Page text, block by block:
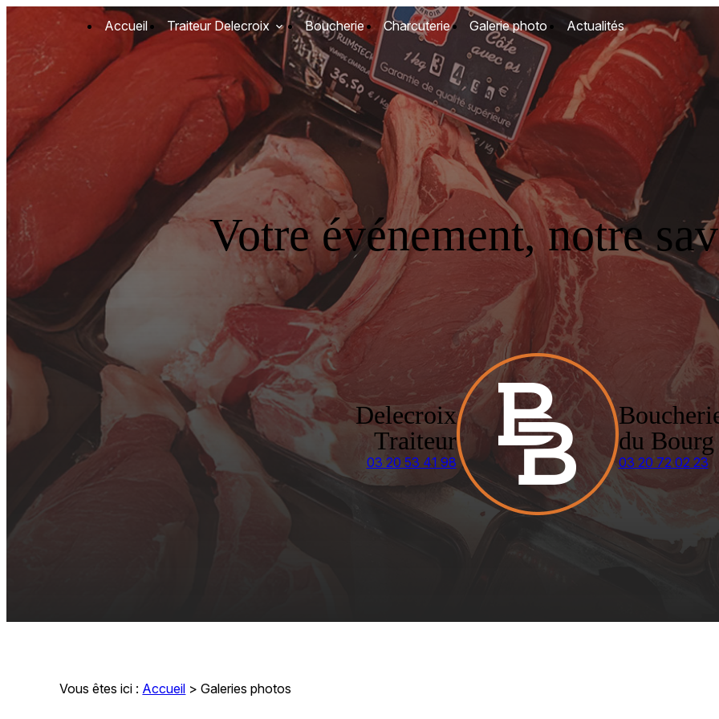
Accueil Traiteur Delecroix Boucherie Charcuterie Galerie photo Actualités
Votre événement, notre
Delecroix
Traiteur
03 20 53 41 98
du Bourg
03 20 72 02 23
Vous êtes ici : Accueil > Galeries photos
Panneau de gestion des cookies